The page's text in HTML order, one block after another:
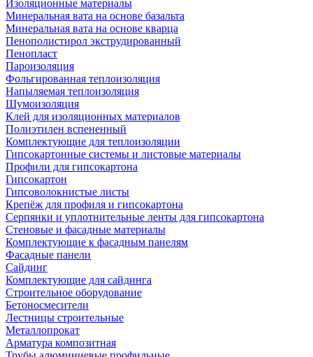
Изоляционные материалы
Минеральная вата на основе базальта
Минеральная вата на основе кварца
Пенополистирол экструдированный
Пенопласт
Пароизоляция
Фольгированная теплоизоляция
Напыляемая теплоизоляция
Шумоизоляция
Клей для изоляционных материалов
Полиэтилен вспененный
Комплектующие для теплоизоляции
Гипсокартонные системы и листовые материалы
Профили для гипсокартона
Гипсокартон
Гипсоволокнистые листы
Крепёж для профиля и гипсокартона
Серпянки и уплотнительные ленты для гипсокартона
Стеновые и фасадные материалы
Комплектующие к фасадным панелям
Фасадные панели
Сайдинг
Комплектующие для сайдинга
Строительное оборудование
Бетоносмесители
Лестницы строительные
Металлопрокат
Арматура композитная